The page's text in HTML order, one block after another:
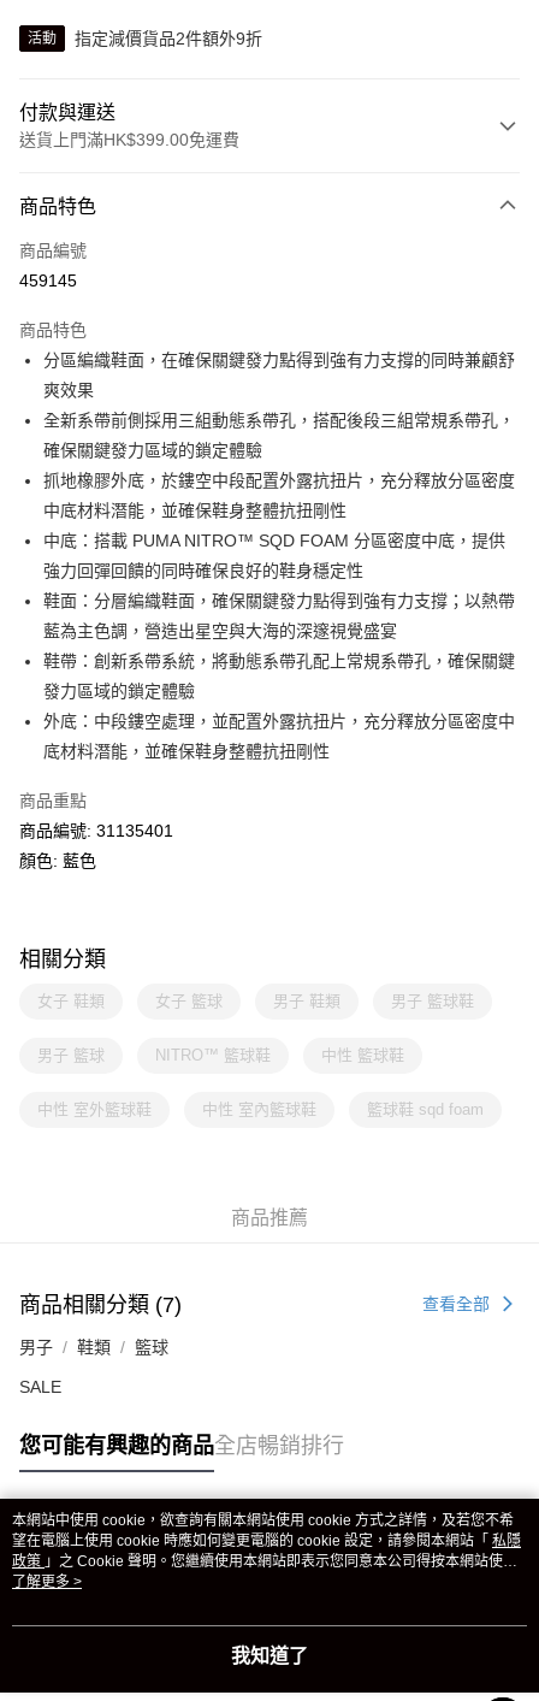
活動 指定減價貨品2件額外9折
付款與運送
送貨上門滿HK$399.00免運費
信用卡
線上付款
Alipay, PayMe, WeChat Pay, UnionPay, FPS
送貨方式
單筆訂單淨值滿$399可享免運費優惠
每筆HK$30.00，滿HK$399.00或以上免運費
滿$599可享澳門免運費優惠 運費表
商品特色
商品編號
459145
商品特色
分區編織鞋面，在確保關鍵發力點得到強有力支撐的同時兼顧舒
爽效果
全新系帶前側採用三組動態系帶孔，搭配後段三組常規系帶孔，
確保關鍵發力區域的鎖定體驗
抓地橡膠外底，於鏤空中段配置外露抗扭片，充分釋放分區密度
中底材料潛能，並確保鞋身整體抗扭剛性
中底：搭載 PUMA NITRO™ SQD FOAM 分區密度中底，提供
強力回彈回饋的同時確保良好的鞋身穩定性
鞋面：分層編織鞋面，確保關鍵發力點得到強有力支撐；以熱帶
藍為主色調，營造出星空與大海的深邃視覺盛宴
鞋帶：創新系帶系統，將動態系帶孔配上常規系帶孔，確保關鍵
發力區域的鎖定體驗
外底：中段鏤空處理，並配置外露抗扭片，充分釋放分區密度中
底材料潛能，並確保鞋身整體抗扭剛性
商品重點
商品編號: 31135401
顏色: 藍色
相關分類
女子 鞋類 女子 籃球 男子 鞋類 男子 籃球鞋
男子 籃球 NITRO™ 籃球鞋 中性 籃球鞋
中性 室外籃球鞋 中性 室內籃球鞋 籃球鞋 sqd foam
商品推薦
商品相關分類 (7) 查看全部
男子 鞋類 籃球
SALE
您可能有興趣的商品全店暢銷排行
熱門標籤
熱銷排行
本網站中使用 cookie，欲查詢有關本網站使用 cookie 方式之詳情，及若您不希
望在電腦上使用 cookie 時應如何變更電腦的 cookie 設定，請參閱本網站「 私隱
政策 」之 Cookie 聲明。您繼續使用本網站即表示您同意本公司得按本網站使用
條款之 Cookie 聲明使用 cookie。
了解更多 >
我知道了